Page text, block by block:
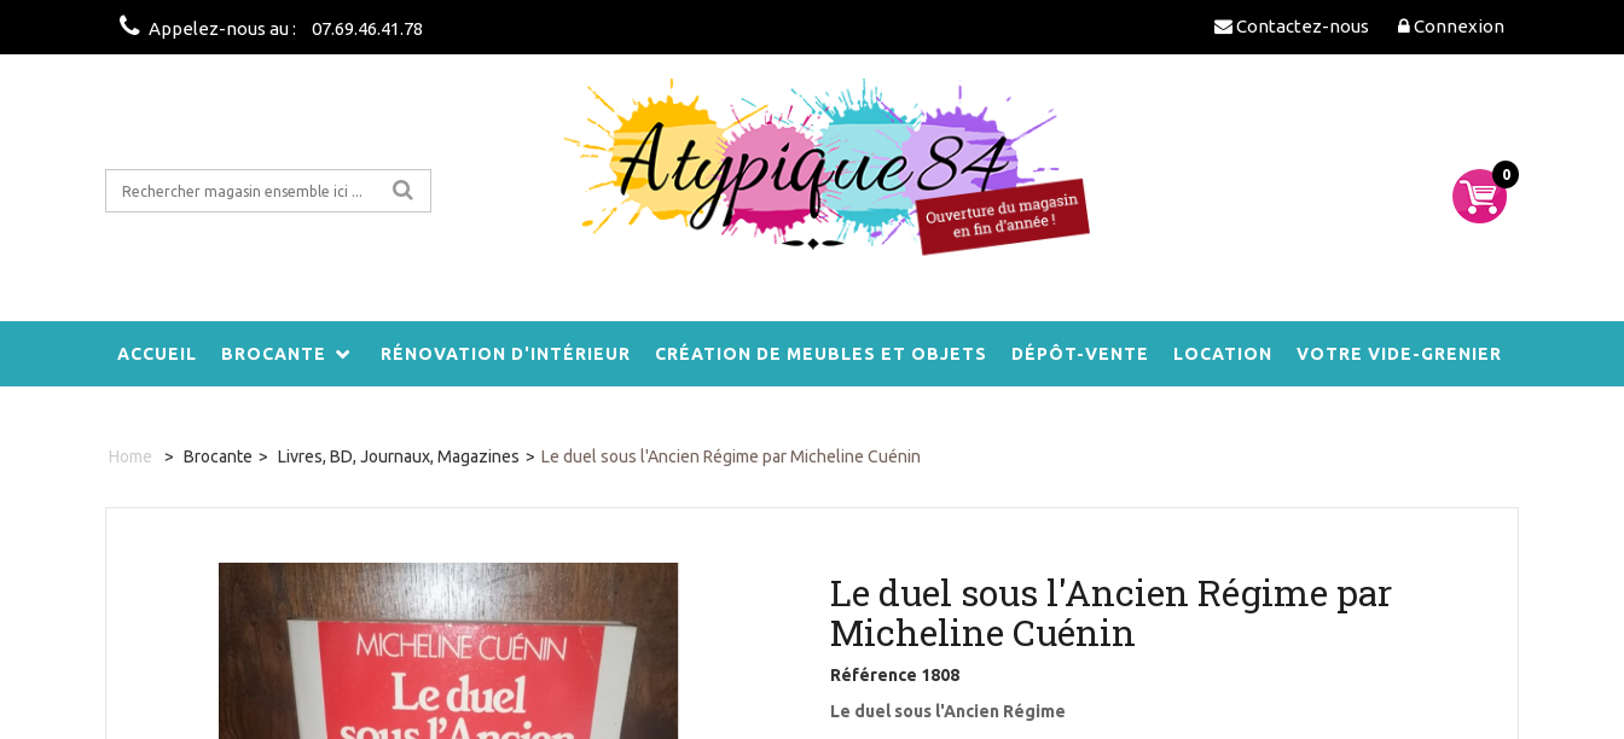
Connexion
Contactez-nous
Appelez-nous au : 07.69.46.41.78
0
ACCUEIL BROCANTE RÉNOVATION D'INTÉRIEUR CRÉATION DE MEUBLES ET OBJETS DÉPÔT-VENTE LOCATION VOTRE VIDE-GRENIER
Home > Brocante > Livres, BD, Journaux, Magazines > Le duel sous l'Ancien Régime par Micheline Cuénin
Le duel sous l'Ancien Régime par
Micheline Cuénin
Référence 1808
Le duel sous l'Ancien Régime